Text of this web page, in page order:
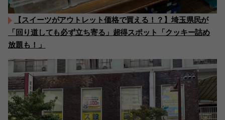
【スイーツがアウトレット価格で買える！？】埼玉県民が
「回り道しても必ず立ち寄る」超得スポット「クッキー詰め
放題も！」